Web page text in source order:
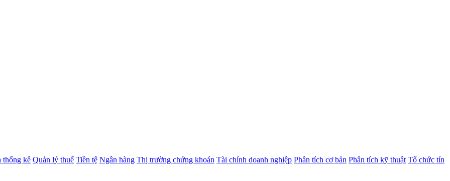
thống kê Quản lý thuế Tiền tệ Ngân hàng Thị trường chứng khoán Tài chính doanh nghiệp Phân tích cơ bản Phân tích kỹ thuật Tổ chức tín